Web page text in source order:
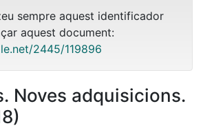
sempre aquest identificador
aquest document:
2445/119896
Noves adquisicions.